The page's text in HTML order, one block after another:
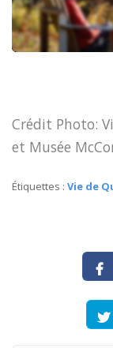
Crédit Photo:
et Musée
Étiquettes : Vie de